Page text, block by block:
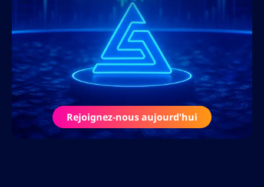
Sa passion pour la littératie financière
dépasse l’écriture : Élise anime des
webinaires, développe des cours en ligne
et interviewe les plus grands acteurs de
l’industrie crypto et fintech.
Rejoignez-nous aujourd'hui